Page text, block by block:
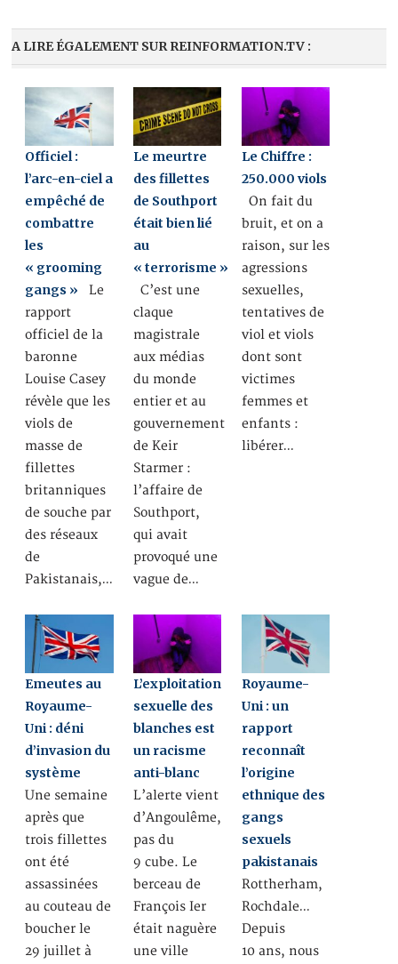
A LIRE ÉGALEMENT SUR REINFORMATION.TV :
Officiel :
l’arc-en-ciel a
empêché de
combattre
les
« grooming
gangs » Le
rapport
officiel de la
baronne
Louise Casey
révèle que les
viols de
masse de
fillettes
britanniques
de souche par
des réseaux
de
Pakistanais,…
Le meurtre
des fillettes
de Southport
était bien lié
au
« terrorisme »
C’est une
claque
magistrale
aux médias
du monde
entier et au
gouvernement
de Keir
Starmer :
l’affaire de
Southport,
qui avait
provoqué une
vague de…
Le Chiffre :
250.000 viols
On fait du
bruit, et on a
raison, sur les
agressions
sexuelles,
tentatives de
viol et viols
dont sont
victimes
femmes et
enfants :
libérer…
Emeutes au
Royaume-
Uni : déni
d’invasion du
système
Une semaine
après que
trois fillettes
ont été
assassinées
au couteau de
boucher le
29 juillet à
L’exploitation
sexuelle des
blanches est
un racisme
anti-blanc
L’alerte vient
d’Angoulême,
pas du
9 cube. Le
berceau de
François Ier
était naguère
une ville
Royaume-
Uni : un
rapport
reconnaît
l’origine
ethnique des
gangs
sexuels
pakistanais
Rottherham,
Rochdale…
Depuis
10 ans, nous